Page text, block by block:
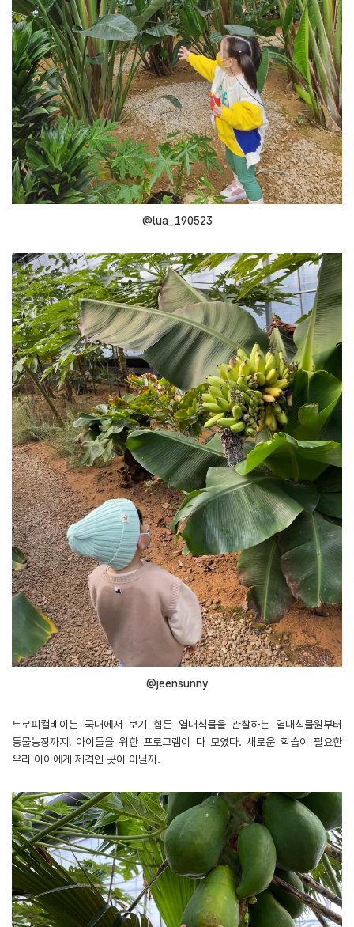
@lua_190523
@jeensunny
트로피컬베이는 국내에서 보기 힘든 열대식물을 관찰하는 열대식물원부터
동물농장까지! 아이들을 위한 프로그램이 다 모였다. 새로운 학습이 필요한
우리 아이에게 제격인 곳이 아닐까.